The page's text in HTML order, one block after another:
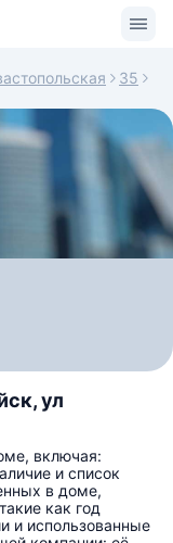
35
ул
включая:
и список
в доме,
как год
и использованные